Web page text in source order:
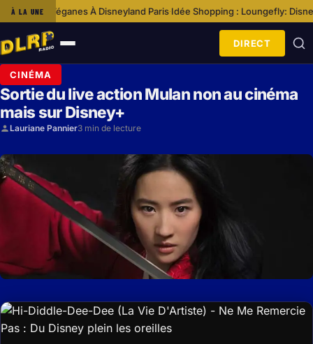
À LA UNE
Véganes À Disneyland Paris·Idée Shopping : Loungefly: Disney –
Ouvrir
le
menu
DIRECT
CINÉMA
Sortie du live action Mulan non au cinéma
mais sur Disney+
Lauriane Pannier3 min de lecture